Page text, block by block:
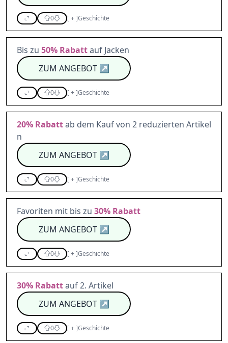
0 [+]Geschichte
Bis zu 50% Rabattauf Jacken
ZUM ANGEBOT↗
0 [+]Geschichte
20% Rabattab dem Kauf von 2 reduzierten Artikel
n
ZUM ANGEBOT↗
0 [+]Geschichte
Favoriten mit bis zu 30% Rabatt
ZUM ANGEBOT↗
0 [+]Geschichte
30% Rabattauf 2. Artikel
ZUM ANGEBOT↗
0 [+]Geschichte